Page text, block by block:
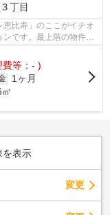
３丁目
恵比寿」のここがイチオ
です。最上階の物件で
費等：- )
1ヶ月
を表示
変更